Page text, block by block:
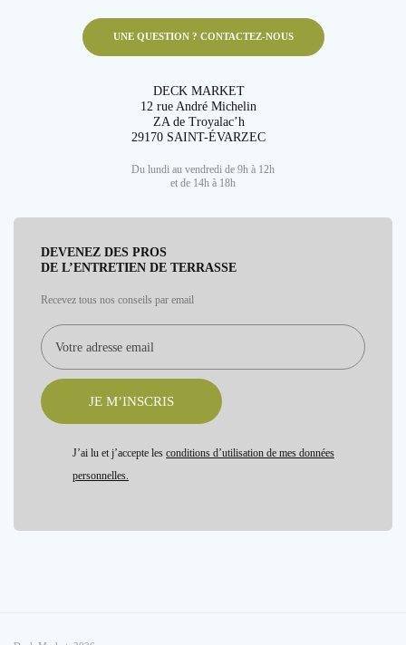
UNE QUESTION ? CONTACTEZ-NOUS
DECK MARKET
12 rue André Michelin
ZA de Troyalac’h
29170 SAINT-ÉVARZEC
Du lundi au vendredi de 9h à 12h
et de 14h à 18h
DEVENEZ DES PROS
DE L’ENTRETIEN DE TERRASSE
Recevez tous nos conseils par email
JE M’INSCRIS
J’ai lu et j’accepte les conditions d’utilisation de mes données
personnelles.